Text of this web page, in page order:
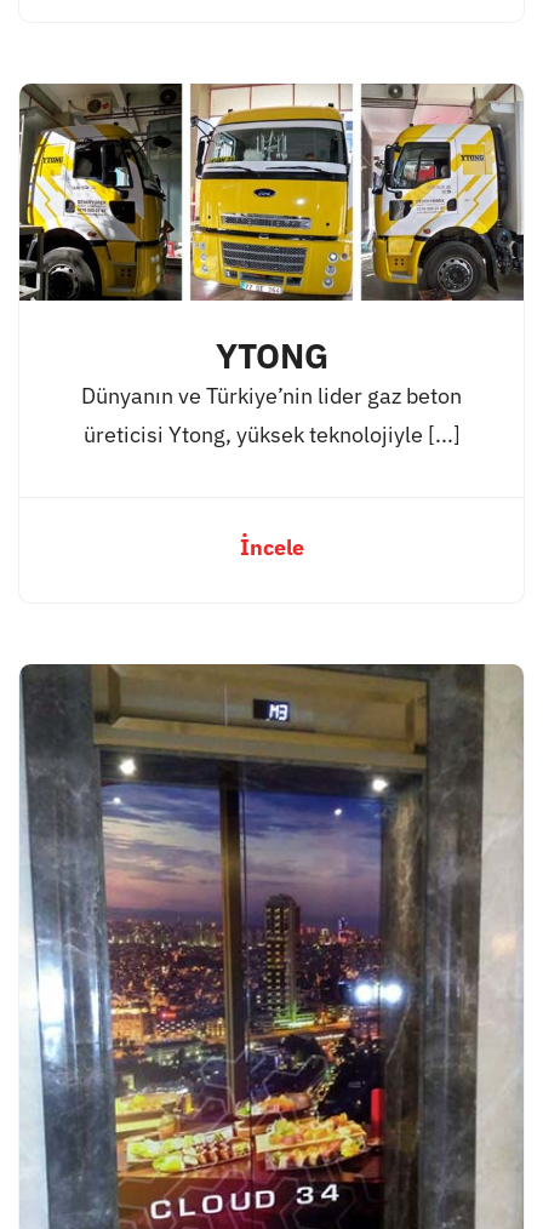
YTONG
Dünyanın ve Türkiye’nin lider gaz beton
üreticisi Ytong, yüksek teknolojiyle [...]
İncele